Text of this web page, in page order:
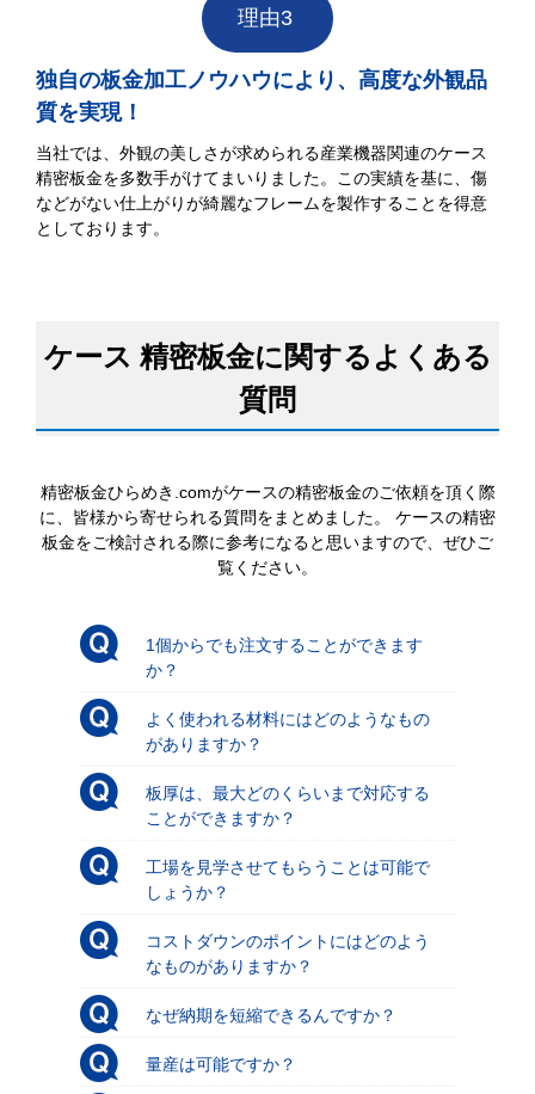
理由3
独自の板金加工ノウハウにより、高度な外観品
質を実現！
当社では、外観の美しさが求められる産業機器関連のケース
精密板金を多数手がけてまいりました。この実績を基に、傷
などがない仕上がりが綺麗なフレームを製作することを得意
としております。
ケース 精密板金に関するよくある
質問
精密板金ひらめき.comがケースの精密板金のご依頼を頂く際
に、皆様から寄せられる質問をまとめました。 ケースの精密
板金をご検討される際に参考になると思いますので、ぜひご
覧ください。
1個からでも注文することができます
か？
よく使われる材料にはどのようなもの
がありますか？
板厚は、最大どのくらいまで対応する
ことができますか？
工場を見学させてもらうことは可能で
しょうか？
コストダウンのポイントにはどのよう
なものがありますか？
なぜ納期を短縮できるんですか？
量産は可能ですか？